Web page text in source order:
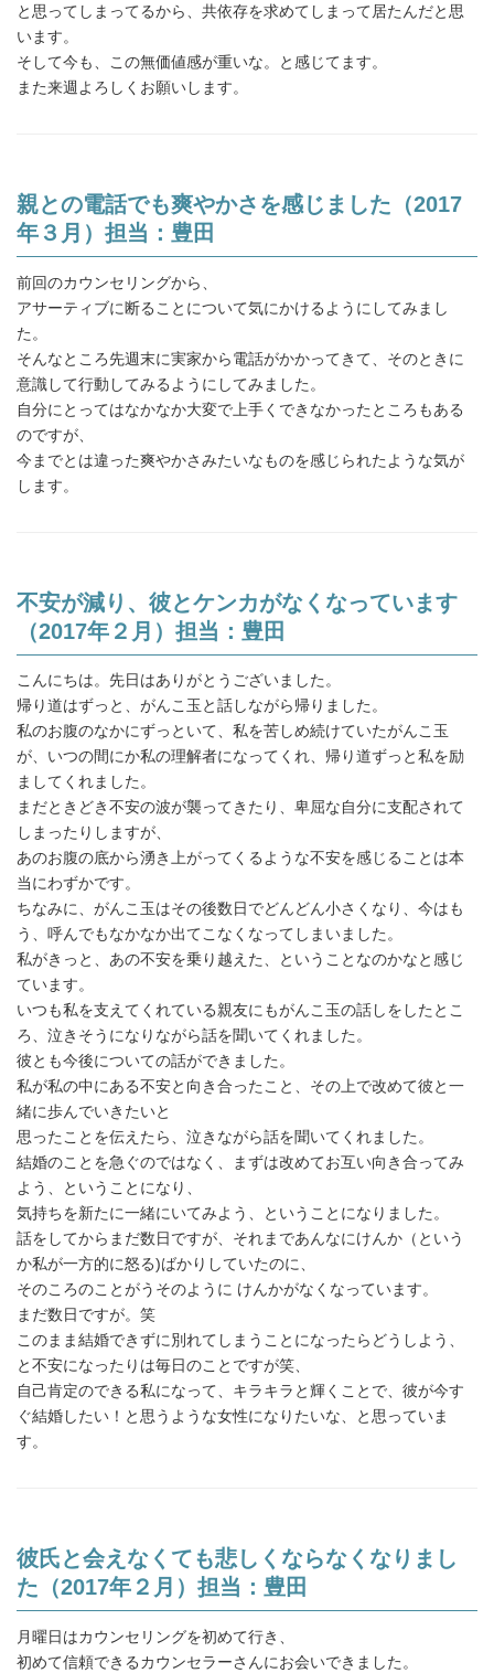
と思ってしまってるから、共依存を求めてしまって居たんだと思
います。
そして今も、この無価値感が重いな。と感じてます。
また来週よろしくお願いします。
親との電話でも爽やかさを感じました（2017
年３月）担当：豊田
前回のカウンセリングから、
アサーティブに断ることについて気にかけるようにしてみまし
た。
そんなところ先週末に実家から電話がかかってきて、そのときに
意識して行動してみるようにしてみました。
自分にとってはなかなか大変で上手くできなかったところもある
のですが、
今までとは違った爽やかさみたいなものを感じられたような気が
します。
不安が減り、彼とケンカがなくなっています
（2017年２月）担当：豊田
こんにちは。先日はありがとうございました。
帰り道はずっと、がんこ玉と話しながら帰りました。
私のお腹のなかにずっといて、私を苦しめ続けていたがんこ玉
が、いつの間にか私の理解者になってくれ、帰り道ずっと私を励
ましてくれました。
まだときどき不安の波が襲ってきたり、卑屈な自分に支配されて
しまったりしますが、
あのお腹の底から湧き上がってくるような不安を感じることは本
当にわずかです。
ちなみに、がんこ玉はその後数日でどんどん小さくなり、今はも
う、呼んでもなかなか出てこなくなってしまいました。
私がきっと、あの不安を乗り越えた、ということなのかなと感じ
ています。
いつも私を支えてくれている親友にもがんこ玉の話しをしたとこ
ろ、泣きそうになりながら話を聞いてくれました。
彼とも今後についての話ができました。
私が私の中にある不安と向き合ったこと、その上で改めて彼と一
緒に歩んでいきたいと
思ったことを伝えたら、泣きながら話を聞いてくれました。
結婚のことを急ぐのではなく、まずは改めてお互い向き合ってみ
よう、ということになり、
気持ちを新たに一緒にいてみよう、ということになりました。
話をしてからまだ数日ですが、それまであんなにけんか（という
か私が一方的に怒る)ばかりしていたのに、
そのころのことがうそのように けんかがなくなっています。
まだ数日ですが。笑
このまま結婚できずに別れてしまうことになったらどうしよう、
と不安になったりは毎日のことですが笑、
自己肯定のできる私になって、キラキラと輝くことで、彼が今す
ぐ結婚したい！と思うような女性になりたいな、と思っていま
す。
彼氏と会えなくても悲しくならなくなりまし
た（2017年２月）担当：豊田
月曜日はカウンセリングを初めて行き、
初めて信頼できるカウンセラーさんにお会いできました。